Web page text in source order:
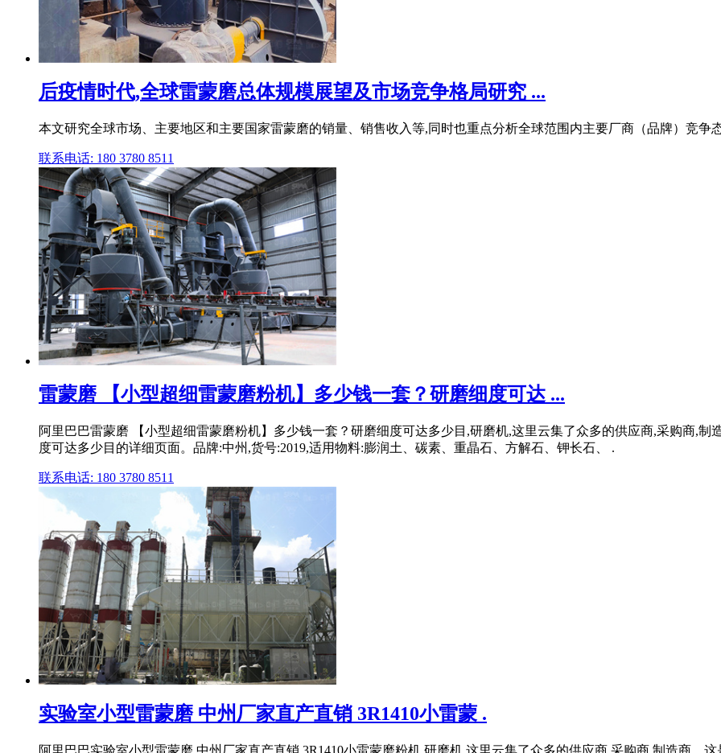
后疫情时代,全球雷蒙磨总体规模展望及市场竞争格局研究 ...
本文研究全球市场、主要地区和主要国家雷蒙磨的销量、销售收入等,同时也重点分析全球范围内主要厂商（品牌）竞争
联系电话: 180 3780 8511
雷蒙磨 【小型超细雷蒙磨粉机】多少钱一套？研磨细度可达 ...
阿里巴巴雷蒙磨 【小型超细雷蒙磨粉机】多少钱一套？研磨细度可达多少目,研磨机,这里云集了众多的供应商,采购商,
度可达多少目的详细页面。品牌:中州,货号:2019,适用物料:膨润土、碳素、重晶石、方解石、钾长石、 .
联系电话: 180 3780 8511
实验室小型雷蒙磨 中州厂家直产直销 3R1410小雷蒙 .
阿里巴巴实验室小型雷蒙磨 中州厂家直产直销 3R1410小雷蒙磨粉机,研磨机,这里云集了众多的供应商,采购商,制造商。